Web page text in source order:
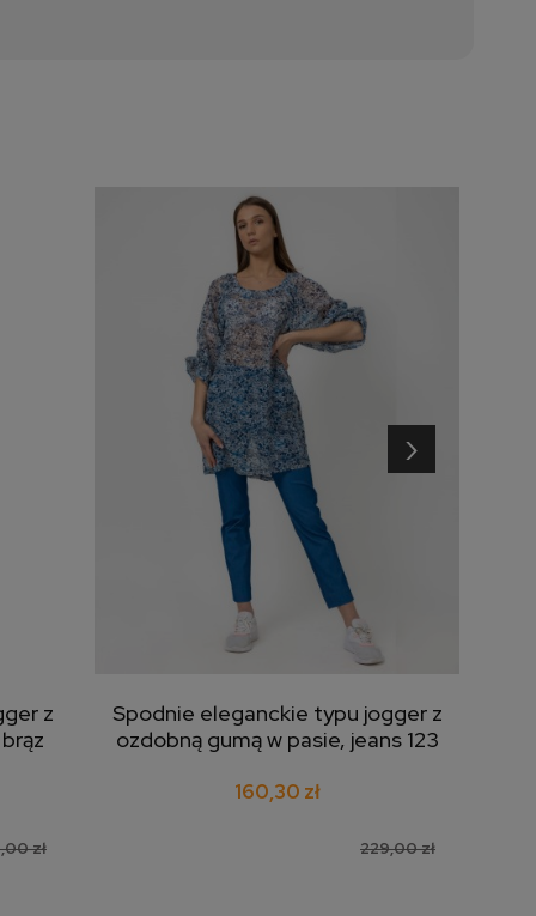
z
zł
dodaj do koszyka
Spodnie eleganckie typu jogger z
ozdobną gumą w pasie, jeans 123
229,00 zł
160,30 zł
›